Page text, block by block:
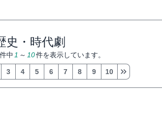
・時代劇
件中 1 ～ 10件を表示しています。
3 4 5 6 7 8 9 10